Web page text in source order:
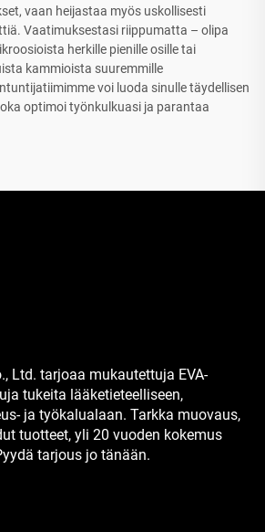
vaan heijastaa myös uskollisesti
Vaatimuksestasi riippumatta – olipa
herkille pienille osille tai
kammioista suuremmille
voi luoda sinulle täydellisen
optimoi työnkulkuasi ja parantaa
Ltd. tarjoaa mukautettuja EVA-
tukeita lääketieteelliseen,
ja työkalualaan. Tarkka muovaus,
tuotteet, yli 20 vuoden kokemus
tarjous jo tänään.